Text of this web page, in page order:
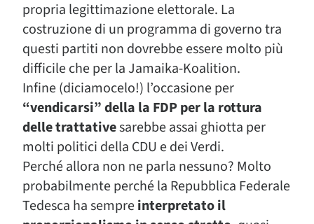
propria legittimazione elettorale. La
costruzione di un programma di governo tra
questi partiti non dovrebbe essere molto più
difficile che per la Jamaika-Koalition.
Infine (diciamocelo!) l’occasione per
“vendicarsi” della la FDP per la rottura
delle trattativesarebbe assai ghiotta per
molti politici della CDU e dei Verdi.
Perché allora non ne parla nessuno? Molto
probabilmente perché la Repubblica Federale
Tedesca ha sempreinterpretato il